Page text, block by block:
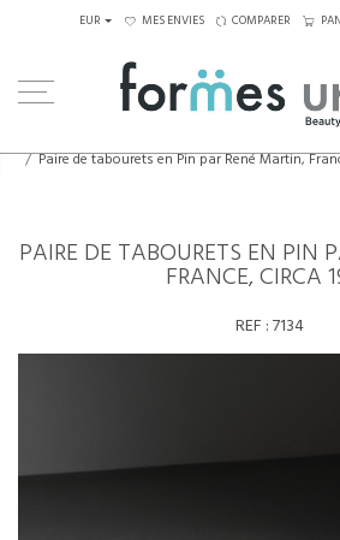
EUR MES ENVIES COMPARER
Paire de tabourets en Pin par René Martin,
PAIRE DE TABOURETS EN PIN
FRANCE, CIRCA
REF :7134